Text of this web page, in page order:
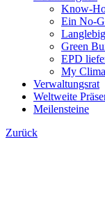
Know-
Ein No-
Green
EPD
My
Verwaltungsrat
Weltweite
Meilensteine
Zurück